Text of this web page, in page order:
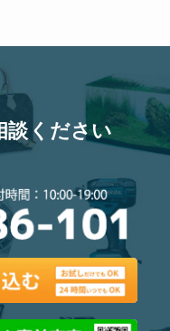
談ください